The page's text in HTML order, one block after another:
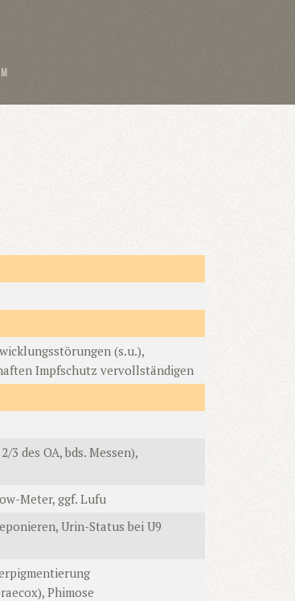
(s.u.),
Impfschutz vervollständigen
des OA, bds. Messen),
Meter, ggf. Lufu
Urin-Status bei U9
Phimose